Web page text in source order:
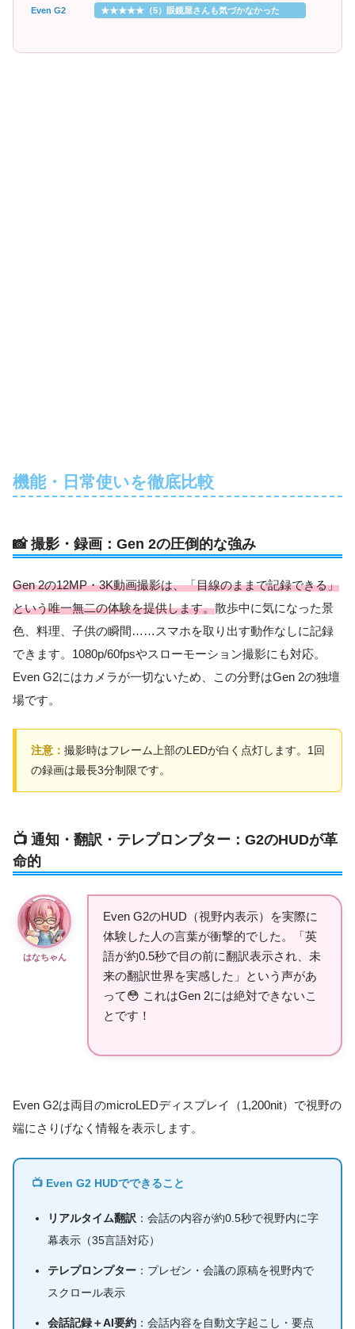
Even G2
★★★★★（5）眼鏡屋さんも気づかなかった
機能・日常使いを徹底比較
📸 撮影・録画：Gen 2の圧倒的な強み
Gen 2の12MP・3K動画撮影は、「目線のままで記録できる」
という唯一無二の体験を提供します。散歩中に気になった景
色、料理、子供の瞬間……スマホを取り出す動作なしに記録
できます。1080p/60fpsやスローモーション撮影にも対応。
Even G2にはカメラが一切ないため、この分野はGen 2の独壇
場です。
注意： 撮影時はフレーム上部のLEDが白く点灯します。1回
の録画は最長3分制限です。
📺 通知・翻訳・テレプロンプター：G2のHUDが革
命的
はなちゃん
Even G2のHUD（視野内表示）を実際に
体験した人の言葉が衝撃的でした。「英
語が約0.5秒で目の前に翻訳表示され、未
来の翻訳世界を実感した」という声があ
って😳 これはGen 2には絶対できないこ
とです！
Even G2は両目のmicroLEDディスプレイ（1,200nit）で視野の
端にさりげなく情報を表示します。
📺 Even G2 HUDでできること
リアルタイム翻訳 ：会話の内容が約0.5秒で視野内に字
幕表示（35言語対応）
テレプロンプター：プレゼン・会議の原稿を視野内で
スクロール表示
会話記録＋AI要約：会話内容を自動文字起こし・要点